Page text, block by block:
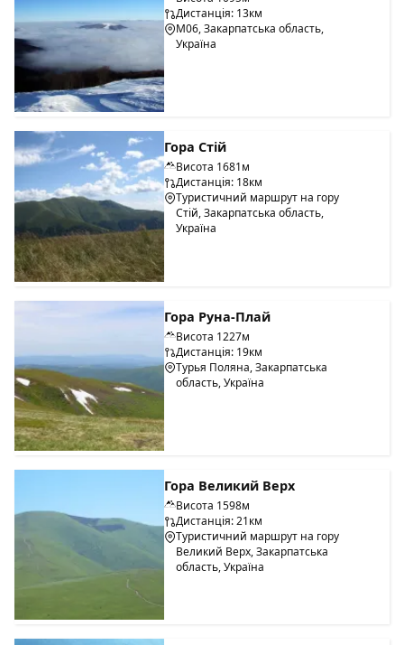
Дистанція: 13км
М06, Закарпатська область,
Україна
Гора Стій
Висота 1681м
Дистанція: 18км
Туристичний маршрут на гору
Стій, Закарпатська область,
Україна
Гора Руна-Плай
Висота 1227м
Дистанція: 19км
Турья Поляна, Закарпатська
область, Україна
Гора Великий Верх
Висота 1598м
Дистанція: 21км
Туристичний маршрут на гору
Великий Верх, Закарпатська
область, Україна